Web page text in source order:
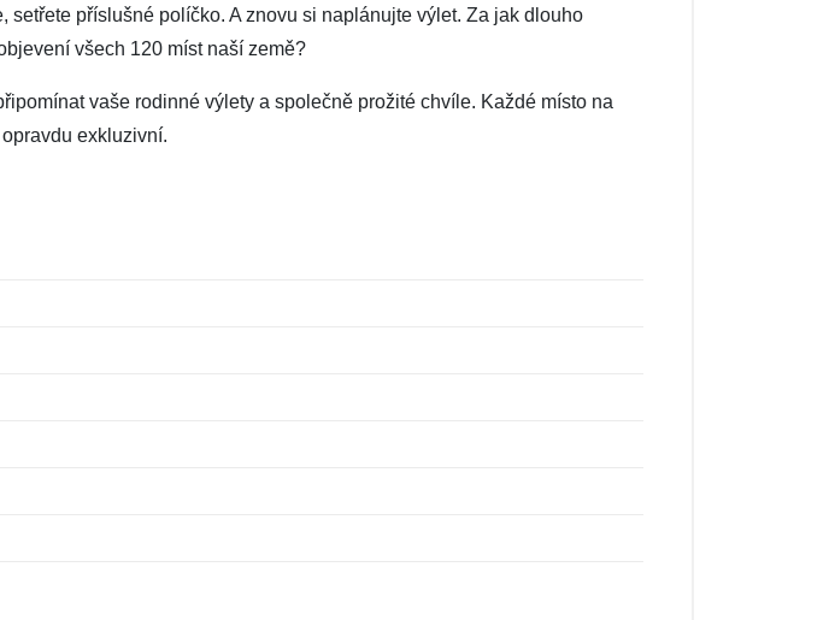
příslušné políčko. A znovu si naplánujte výlet. Za jak dlouho
všech 120 míst naší země?
vaše rodinné výlety a společně prožité chvíle. Každé místo na
exkluzivní.